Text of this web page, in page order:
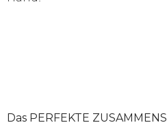
Das PERFEKTE